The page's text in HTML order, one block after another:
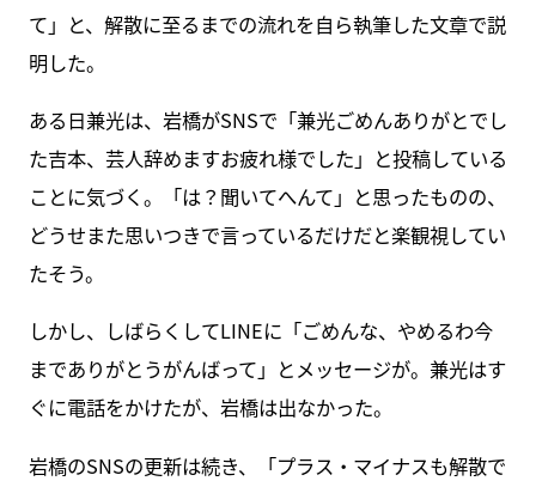
て」と、解散に至るまでの流れを自ら執筆した文章で説
明した。
ある日兼光は、岩橋がSNSで「兼光ごめんありがとでし
た吉本、芸人辞めますお疲れ様でした」と投稿している
ことに気づく。「は？聞いてへんて」と思ったものの、
どうせまた思いつきで言っているだけだと楽観視してい
たそう。
しかし、しばらくしてLINEに「ごめんな、やめるわ今
までありがとうがんばって」とメッセージが。兼光はす
ぐに電話をかけたが、岩橋は出なかった。
岩橋のSNSの更新は続き、「プラス・マイナスも解散で